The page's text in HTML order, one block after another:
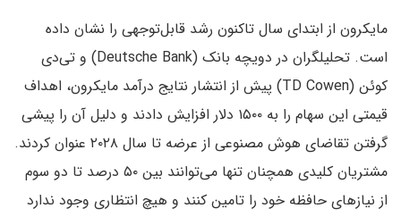
مایکرون از ابتدای سال تاکنون رشد قابل‌توجهی را نشان داده
است. تحلیلگران در دویچه بانک (Deutsche Bank) و تی‌دی
کوئن (TD Cowen) پیش از انتشار نتایج درآمد مایکرون، اهداف
قیمتی این سهام را به ۱۵۰۰ دلار افزایش دادند و دلیل آن را پیشی
گرفتن تقاضای هوش مصنوعی از عرضه تا سال ۲۰۲۸ عنوان کردند.
مشتریان کلیدی همچنان تنها می‌توانند بین ۵۰ درصد تا دو سوم
از نیازهای حافظه خود را تامین کنند و هیچ انتظاری وجود ندارد